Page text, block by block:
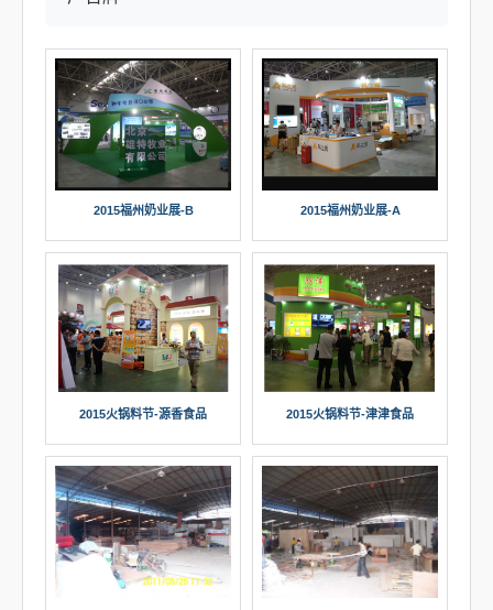
2015福州奶业展-B 2015福州奶业展-A
2015火锅料节-源香食品 2015火锅料节-津津食品